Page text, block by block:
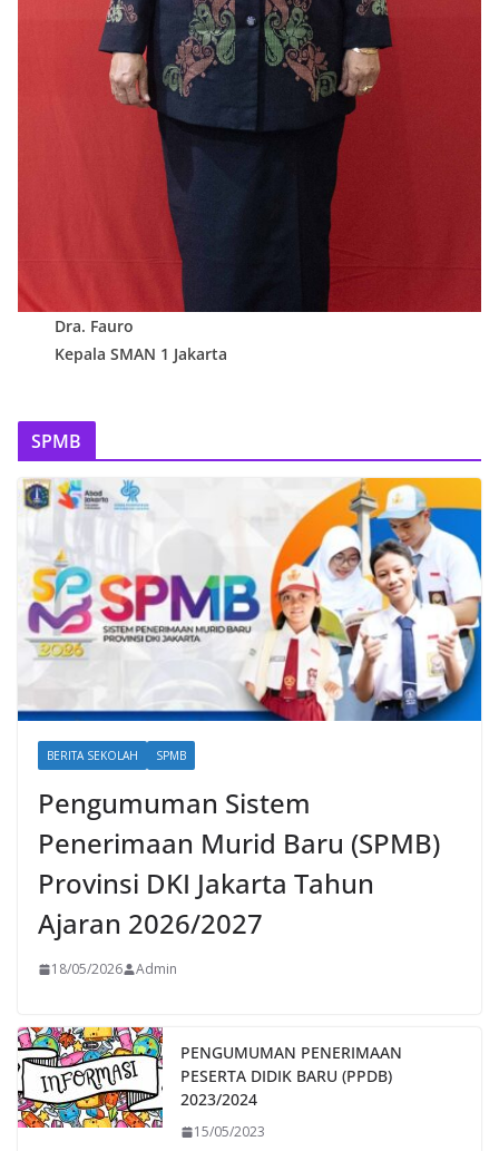
Dra. Fauro
Kepala SMAN 1 Jakarta
SPMB
BERITA SEKOLAH SPMB
Pengumuman Sistem
Penerimaan Murid Baru (SPMB)
Provinsi DKI Jakarta Tahun
Ajaran 2026/2027
18/05/2026 Admin
PENGUMUMAN PENERIMAAN
PESERTA DIDIK BARU (PPDB)
2023/2024
15/05/2023